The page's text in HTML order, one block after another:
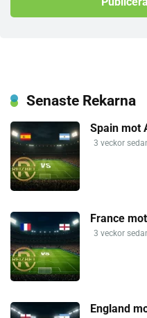
Senaste Rekarna
Spain mot
3 veckor
France
3 veckor
England